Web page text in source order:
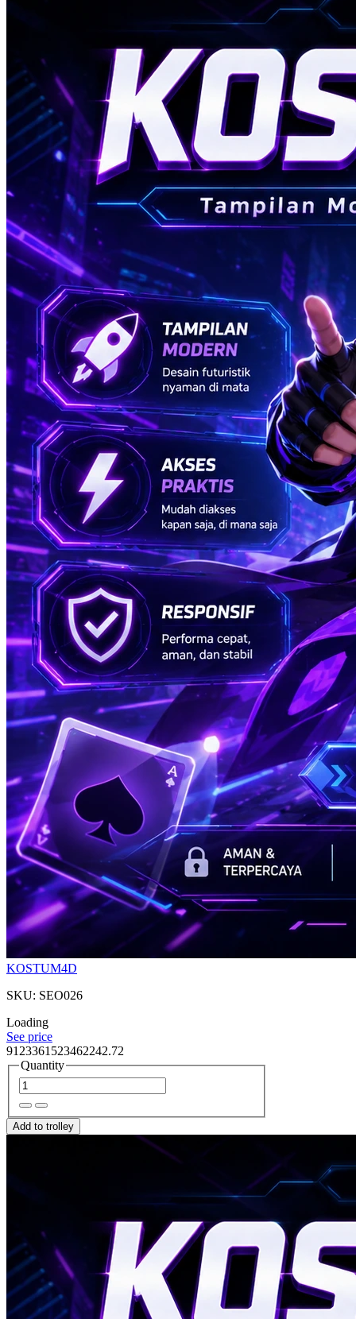
KOSTUM4D
SKU: SEO026
Loading
See price
9123361523462242.72
Quantity
Add to trolley